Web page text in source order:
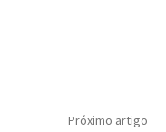
Próximo artigo